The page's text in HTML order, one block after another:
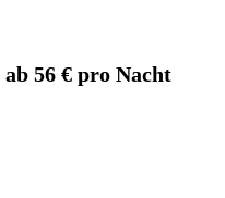
ab 56 € pro Nacht